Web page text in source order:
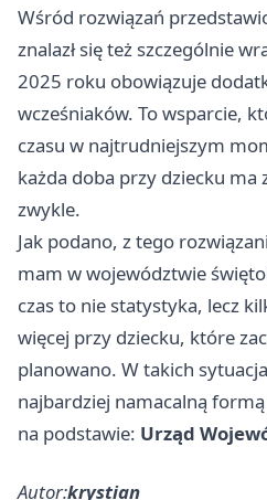
Wśród rozwiązań
znalazł się też szczególnie
2025 roku obowiązuje
wcześniaków. To wsparcie,
czasu w najtrudniejszym
każda doba przy dziecku ma
zwykle.
Jak podano, z tego
mam w województwie
czas to nie statystyka, lecz
więcej przy dziecku, które
planowano. W takich
najbardziej namacalną
na podstawie: Urząd
Autor:krystian